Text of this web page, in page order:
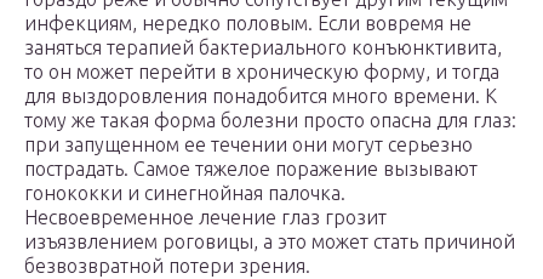
инфекциям, нередко половым. Если вовремя не
заняться терапией бактериального конъюнктивита,
то он может перейти в хроническую форму, и тогда
для выздоровления понадобится много времени. К
тому же такая форма болезни просто опасна для глаз:
при запущенном ее течении они могут серьезно
пострадать. Самое тяжелое поражение вызывают
гонококки и синегнойная палочка.
Несвоевременное лечение глаз грозит
изъязвлением роговицы, а это может стать причиной
безвозвратной потери зрения.